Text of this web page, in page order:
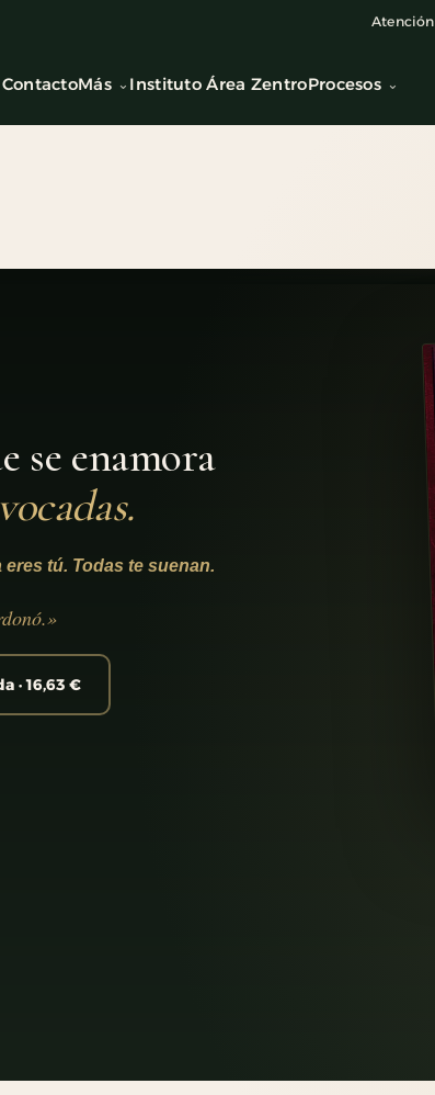
Atención
ContactoMás Instituto Área ZentroProcesos
se enamora
eres tú. Todas te suenan.
· 16,63 €